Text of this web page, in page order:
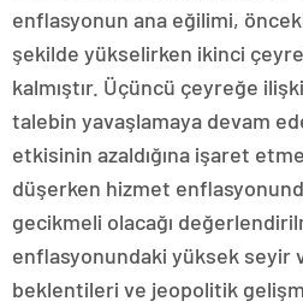
enflasyonun ana eğilimi, önceki
şekilde yükselirken ikinci
kalmıştır. Üçüncü çeyreğe
talebin yavaşlamaya devam
etkisinin azaldığına işaret
düşerken hizmet
gecikmeli olacağı
enflasyonundaki yüksek seyir
beklentileri ve jeopolitik